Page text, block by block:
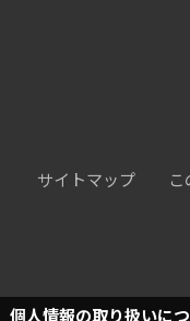
サイトマップ
個人情報の取り扱いに